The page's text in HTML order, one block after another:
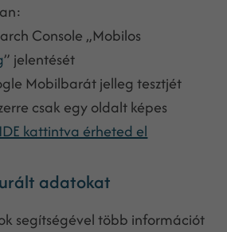
Console „Mobilos
” jelentését
Mobilbarát jelleg tesztjét
csak egy oldalt képes
IDE kattintva érheted el
adatokat
segítségével több információt